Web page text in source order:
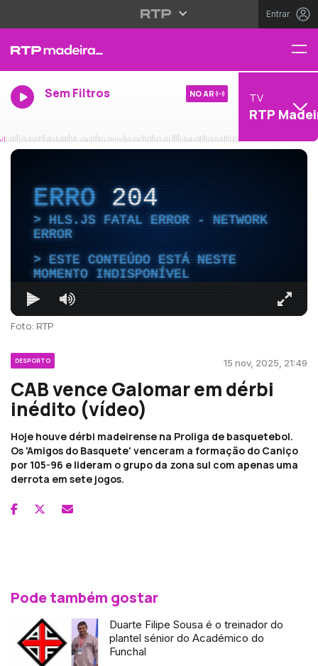
Entrar
Sem Filtros NO AR TV
RTP
ERRO204
HLS.JS FATAL ERROR - NETWORK
ERROR
ESTE CONTEÚDO ESTÁ NESTE
MOMENTO INDISPONÍVEL
Foto: RTP
DESPORTO 15 nov, 2025, 21:49
CAB vence Galomar em dérbi
inédito (vídeo)
Hoje houve dérbi madeirense na Proliga de basquetebol.
Os 'Amigos do Basquete' venceram a formação do Caniço
por 105-96 e lideram o grupo da zona sul com apenas uma
derrota em sete jogos.
Pode também gostar
Duarte Filipe Sousa é o treinador do
plantel sénior do Académico do
Funchal